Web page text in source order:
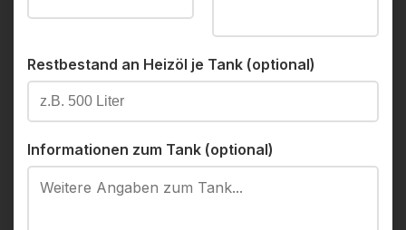
Restbestand an Heizöl je Tank (optional)
Informationen zum Tank (optional)